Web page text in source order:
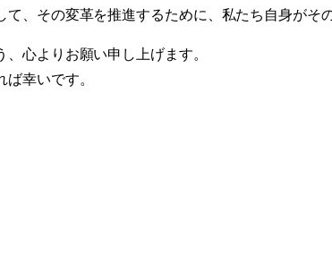
、その変革を推進するために、私たち自身がそ
心よりお願い申し上げます。
幸いです。